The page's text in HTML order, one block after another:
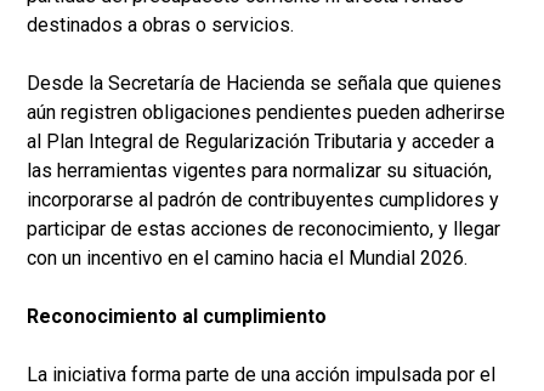
destinados a obras o servicios.
Desde la Secretaría de Hacienda se señala que quienes
aún registren obligaciones pendientes pueden adherirse
al Plan Integral de Regularización Tributaria y acceder a
las herramientas vigentes para normalizar su situación,
incorporarse al padrón de contribuyentes cumplidores y
participar de estas acciones de reconocimiento, y llegar
con un incentivo en el camino hacia el Mundial 2026.
Reconocimiento al cumplimiento
La iniciativa forma parte de una acción impulsada por el